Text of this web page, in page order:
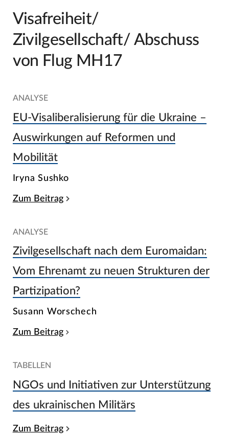
Visafreiheit/
Zivilgesellschaft/ Abschuss
von Flug MH17
ANALYSE
EU-Visaliberalisierung für die Ukraine –
Auswirkungen auf Reformen und
Mobilität
Iryna Sushko
Zum Beitrag
ANALYSE
Zivilgesellschaft nach dem Euromaidan:
Vom Ehrenamt zu neuen Strukturen der
Partizipation?
Susann Worschech
Zum Beitrag
TABELLEN
NGOs und Initiativen zur Unterstützung
des ukrainischen Militärs
Zum Beitrag